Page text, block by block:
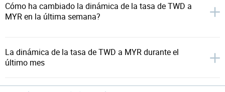
Cómo ha cambiado la dinámica de la tasa de TWD a
MYR en la última semana?
La dinámica de la tasa de TWD a MYR durante el
último mes